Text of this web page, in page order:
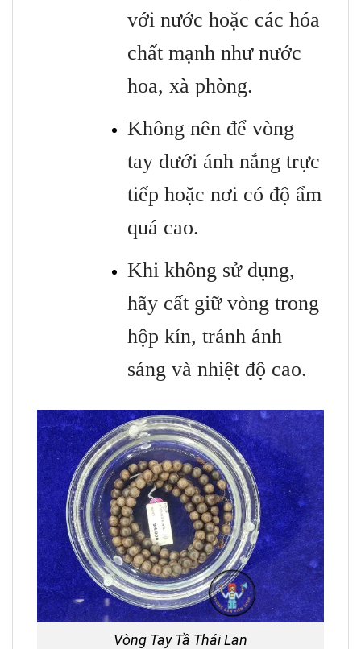
với nước hoặc các hóa
chất mạnh như nước
hoa, xà phòng.
Không nên để vòng
tay dưới ánh nắng trực
tiếp hoặc nơi có độ ẩm
quá cao.
Khi không sử dụng,
hãy cất giữ vòng trong
hộp kín, tránh ánh
sáng và nhiệt độ cao.
Vòng Tay Tầ Thái Lan